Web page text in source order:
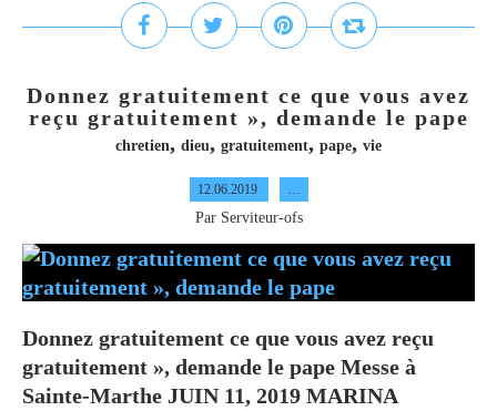
Donnez gratuitement ce que vous avez
reçu gratuitement », demande le pape
chretien, dieu, gratuitement, pape, vie
12.06.2019 …
Par Serviteur-ofs
Donnez gratuitement ce que vous avez reçu
gratuitement », demande le pape Messe à
Sainte-Marthe JUIN 11, 2019 MARINA